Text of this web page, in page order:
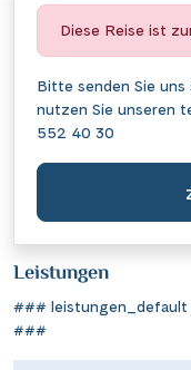
Diese Reise ist
Bitte senden Sie
nutzen Sie unseren
552 40 30
Leistungen
###
###